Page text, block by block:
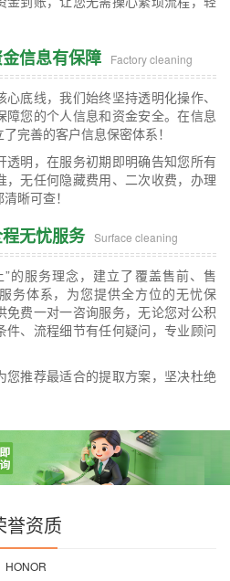
信息有保障 Factory cleaning
底线，我们始终坚持透明化操作、
障您的个人信息和资金安全。在信息
完善的客户信息保密体系！
透明，在服务初期即明确告知您所有
，无任何隐藏费用、二次收费，办理
晰可查！
无忧服务 Surface cleaning
的服务理念，建立了覆盖售前、售
务体系，为您提供全方位的无忧保
免费一对一咨询服务，无论您对公积
件、流程细节有任何疑问，专业顾问
您推荐最适合的提取方案，坚决杜绝
誉资质
HONOR